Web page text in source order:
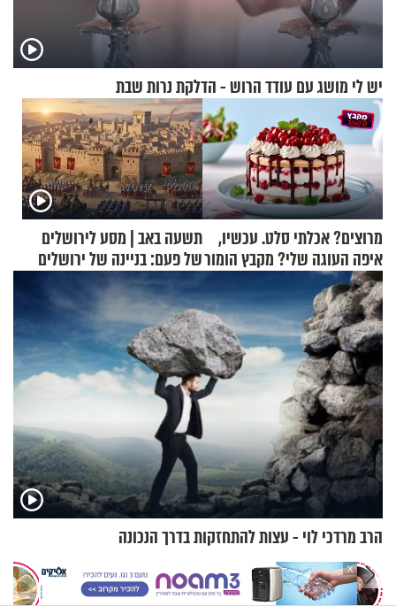
יש לי מושג עם עודד הרוש - הדלקת נרות שבת
מרוצים? אכלתי סלט. עכשיו,
איפה העוגה שלי? מקבץ הומור
כייפי מספר 1
תשעה באב | מסע לירושלים
של פעם: בניינה של ירושלים
הרב מרדכי לוי - עצות להתחזקות בדרך הנכונה
X